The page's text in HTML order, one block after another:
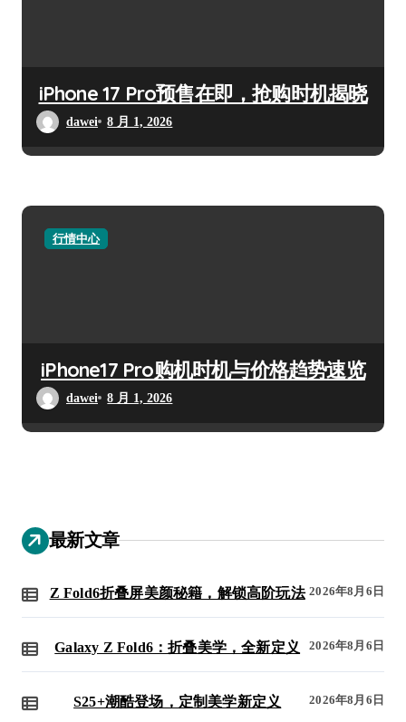
iPhone 17 Pro预售在即，抢购时机揭晓
dawei 8 月 1, 2026
行情中心
iPhone17 Pro购机时机与价格趋势速览
dawei 8 月 1, 2026
最新文章
Z Fold6折叠屏美颜秘籍，解锁高阶玩法 2026年8月6日
Galaxy Z Fold6：折叠美学，全新定义 2026年8月6日
S25+潮酷登场，定制美学新定义 2026年8月6日